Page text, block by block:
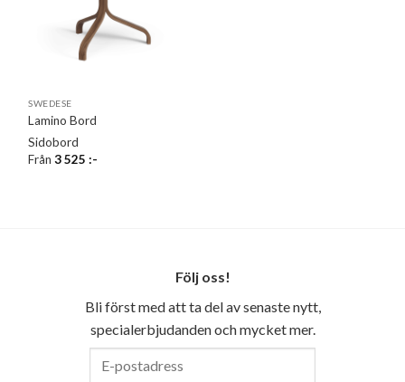
SWEDESE
Lamino Bord
Sidobord
Från3 525:-
Följ oss!
Bli först med att ta del av senaste nytt,
specialerbjudanden och mycket mer.